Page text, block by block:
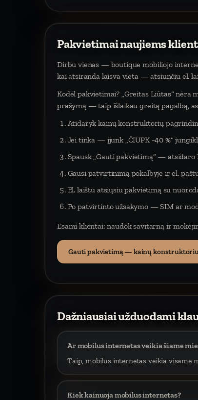
Pakvietimai naujiems
Dirbu vienas — boutique mobiliojo
kai atsiranda laisva vieta — atsiunčiu el.
Kodėl pakvietimai? „Greitas Liūtas“
prašymą — taip išlaikau greitą pagalbą,
Atidaryk kainų konstruktorių
Jei tinka — įjunk „ČIUPK −40 %“
Spausk „Gauti pakvietimą“ — atsidaro
Gausi patvirtinimą pokalbyje ir el.
El. laištu atsiųsiu pakvietimą su
Po patvirtinto užsakymo — SIM ar
Esami klientai: naudok savitarną ir
Gauti pakvietimą — kainų
Dažniausiai užduodami
Ar mobilus internetas veikia šiame
Taip, mobilus internetas veikia
Kiek kainuoja mobilus internetas?